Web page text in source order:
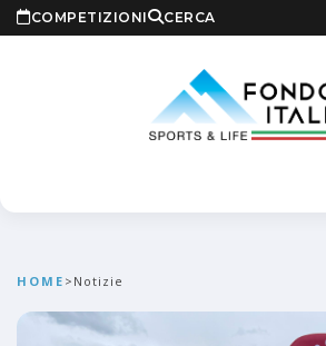
COMPETIZIONI CERCA
HOME > Notizie